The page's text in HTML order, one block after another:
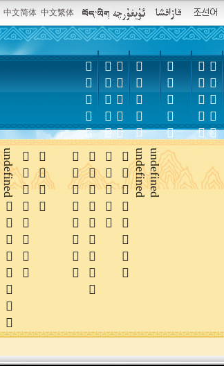
中文简体 中文繁体

 
  


undefined undefined
undefined



